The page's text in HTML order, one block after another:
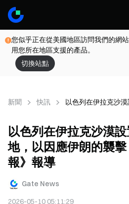
您似乎正在從美國地區訪問我們的網
用您所在地區支援的產品。
切換站點
新聞 快訊 以色列在伊拉克沙
以色列在伊拉克沙漠
地，以因應伊朗的襲
報》報導
Gate News
2026-05-10 05:11:29